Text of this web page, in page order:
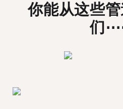
你能从这些
们